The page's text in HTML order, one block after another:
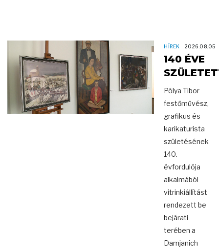
HÍREK 2026.08.05
140 ÉVE
Pólya Tibor
festőművész,
grafikus és
karikaturista
születésének
140.
évfordulója
alkalmából
vitrinkiállítást
rendezett be
bejárati
terében a
Damjanich